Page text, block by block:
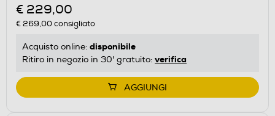
€ 229,00
€ 269,00consigliato
Acquisto online: disponibile
Ritiro in negozio in 30' gratuito: verifica
AGGIUNGI